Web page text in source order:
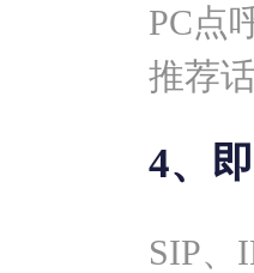
PC点
推荐话
4、
SIP、